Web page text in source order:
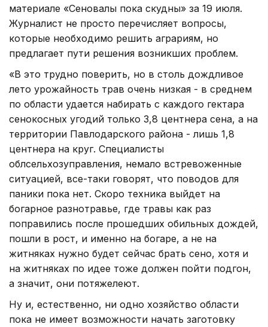
материале «Сеновалы пока скудны» за 19 июля.
Журналист не просто перечисляет вопросы,
которые необходимо решить аграриям, но
предлагает пути решения возникших проблем.
«В это трудно поверить, но в столь дождливое
лето урожайность трав очень низкая - в среднем
по области удается набирать с каждого гектара
сенокосных угодий только 3,8 центнера сена, а на
территории Павлодарского района - лишь 1,8
центнера на круг. Специалисты
облсельхозуправления, немало встревоженные
ситуацией, все-таки говорят, что поводов для
паники пока нет. Скоро техника выйдет на
богарное разнотравье, где травы как раз
поправились после прошедших обильных дождей,
пошли в рост, и именно на богаре, а не на
житняках нужно будет сейчас брать сено, хотя и
на житняках по идее тоже должен пойти подгон,
а значит, они потяжелеют.
Ну и, естественно, ни одно хозяйство области
пока не имеет возможности начать заготовку